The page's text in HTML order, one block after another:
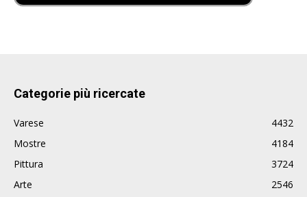
Categorie più ricercate
Varese
4432
Mostre
4184
Pittura
3724
Arte
2546